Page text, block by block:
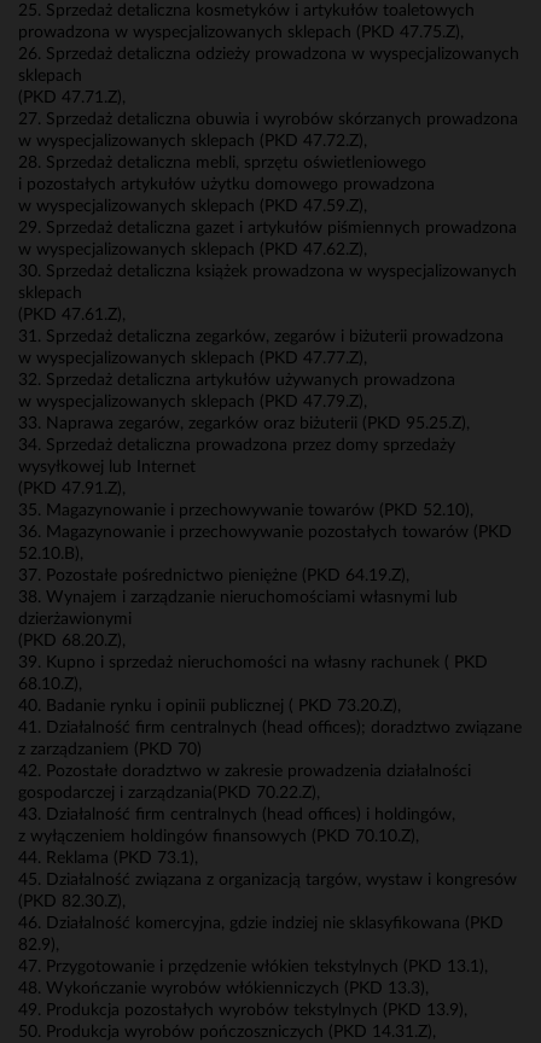
25. Sprzedaż detaliczna kosmetyków i artykułów toaletowych
prowadzona w wyspecjalizowanych sklepach (PKD 47.75.Z),
26. Sprzedaż detaliczna odzieży prowadzona w wyspecjalizowanych
sklepach
(PKD 47.71.Z),
27. Sprzedaż detaliczna obuwia i wyrobów skórzanych prowadzona
w wyspecjalizowanych sklepach (PKD 47.72.Z),
28. Sprzedaż detaliczna mebli, sprzętu oświetleniowego
i pozostałych artykułów użytku domowego prowadzona
w wyspecjalizowanych sklepach (PKD 47.59.Z),
29. Sprzedaż detaliczna gazet i artykułów piśmiennych prowadzona
w wyspecjalizowanych sklepach (PKD 47.62.Z),
30. Sprzedaż detaliczna książek prowadzona w wyspecjalizowanych
sklepach
(PKD 47.61.Z),
31. Sprzedaż detaliczna zegarków, zegarów i biżuterii prowadzona
w wyspecjalizowanych sklepach (PKD 47.77.Z),
32. Sprzedaż detaliczna artykułów używanych prowadzona
w wyspecjalizowanych sklepach (PKD 47.79.Z),
33. Naprawa zegarów, zegarków oraz biżuterii (PKD 95.25.Z),
34. Sprzedaż detaliczna prowadzona przez domy sprzedaży
wysyłkowej lub Internet
(PKD 47.91.Z),
35. Magazynowanie i przechowywanie towarów (PKD 52.10),
36. Magazynowanie i przechowywanie pozostałych towarów (PKD
52.10.B),
37. Pozostałe pośrednictwo pieniężne (PKD 64.19.Z),
38. Wynajem i zarządzanie nieruchomościami własnymi lub
dzierżawionymi
(PKD 68.20.Z),
39. Kupno i sprzedaż nieruchomości na własny rachunek ( PKD
68.10.Z),
40. Badanie rynku i opinii publicznej ( PKD 73.20.Z),
41. Działalność firm centralnych (head offices); doradztwo związane
z zarządzaniem (PKD 70)
42. Pozostałe doradztwo w zakresie prowadzenia działalności
gospodarczej i zarządzania(PKD 70.22.Z),
43. Działalność firm centralnych (head offices) i holdingów,
z wyłączeniem holdingów finansowych (PKD 70.10.Z),
44. Reklama (PKD 73.1),
45. Działalność związana z organizacją targów, wystaw i kongresów
(PKD 82.30.Z),
46. Działalność komercyjna, gdzie indziej nie sklasyfikowana (PKD
82.9),
47. Przygotowanie i przędzenie włókien tekstylnych (PKD 13.1),
48. Wykończanie wyrobów włókienniczych (PKD 13.3),
49. Produkcja pozostałych wyrobów tekstylnych (PKD 13.9),
50. Produkcja wyrobów pończoszniczych (PKD 14.31.Z),